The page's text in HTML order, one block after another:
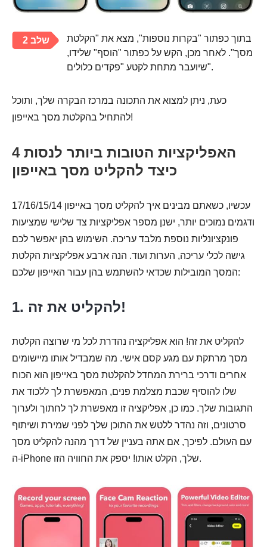
שלב 2
בתוך כפתור "בקרות נוספות", מצא את "הקלטת
מסך". לאחר מכן, הקש על כפתור "הוסף" שלידו,
שיועבר מתחת לקטע "פקדים כלולים".
כעת, ניתן למצוא את התכונה במרכז הבקרה שלך, ותוכל
להתחיל בהקלטת מסך באייפון!
4 האפליקציות הטובות ביותר לנסות
כיצד להקליט מסך באייפון
עכשיו, כשאתם מבינים איך להקליט מסך באייפון 17/16/15/14
ודגמים נמוכים יותר, ישנן מספר אפליקציות צד שלישי שמציעות
פונקציונליות נוספת מלבד עריכה. השימוש בהן יאפשר לכם
גישה לכלי עריכה, הערות ועוד. הנה ארבע אפליקציות הקלטת
המסך המובילות שכדאי להשתמש בהן עבור האייפון שלכם:
1. להקליט את זה!
להקליט את זה! הוא אפליקציה נהדרת לכל מי שרוצה הקלטת
מסך מרתקת עם מגע קסם אישי. מה שמבדיל אותו מיישומים
אחרים ודרכי ברירת המחדל להקלטת מסך באייפון הוא הכוח
שלו להוסיף שכבת מצלמת פנים, המאפשרת לך ללכוד את
התגובות שלך. כמו כן, אפליקציה זו מאפשרת לך לחתוך ולערוך
סרטונים, וזה נהדר ללטש את התוכן שלך לפני שמירת ושיתוף
עם העולם. לפיכך, אם אתה בעניין של דרך מהנה להקליט מסך
ה-iPhone שלך, הקלט אותו! יספק את החוויה הזו.